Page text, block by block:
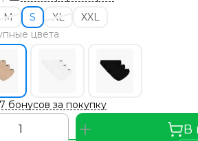
M S XL
XXL
цвета
бонусов за покупку
В